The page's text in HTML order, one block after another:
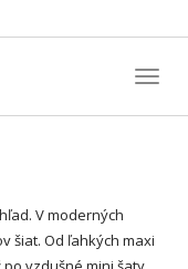
V moderných
šiat. Od ľahkých maxi